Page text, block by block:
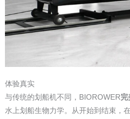
体验真实
与传统的划船机不同，BIOROWER完
水上划船生物力学。从开始到结束，